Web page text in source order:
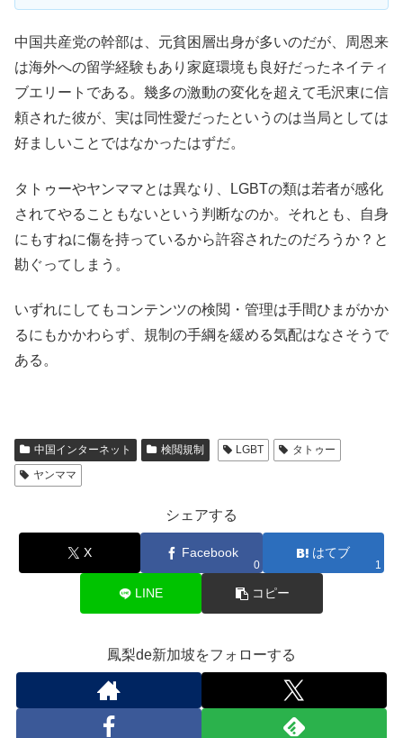
中国共産党の幹部は、元貧困層出身が多いのだが、周恩来
は海外への留学経験もあり家庭環境も良好だったネイティ
ブエリートである。幾多の激動の変化を超えて毛沢東に信
頼された彼が、実は同性愛だったというのは当局としては
好ましいことではなかったはずだ。
タトゥーやヤンママとは異なり、LGBTの類は若者が感化
されてやることもないという判断なのか。それとも、自身
にもすねに傷を持っているから許容されたのだろうか？と
勘ぐってしまう。
いずれにしてもコンテンツの検閲・管理は手間ひまがかか
るにもかかわらず、規制の手綱を緩める気配はなさそうで
ある。
中国インターネット 検閲規制 LGBT
タトゥー
ヤンママ
シェアする
X Facebook
0
はてブ
1
LINE コピー
鳳梨de新加坡をフォローする